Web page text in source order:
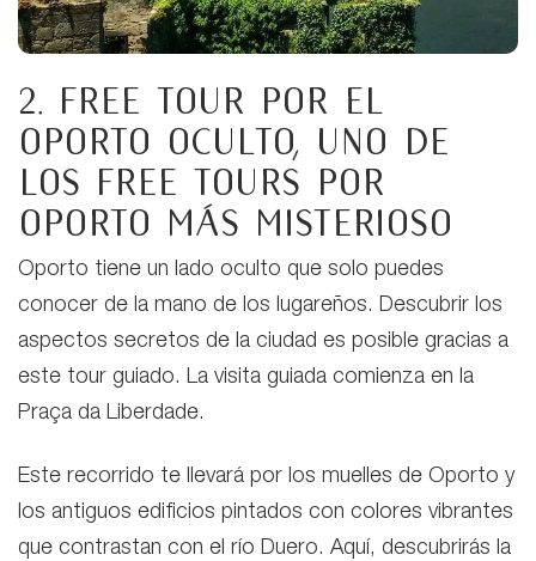
2. Free tour por el
Oporto oculto, uno de
los free tours por
Oporto más misterioso
Oporto tiene un lado oculto que solo puedes
conocer de la mano de los lugareños. Descubrir los
aspectos secretos de la ciudad es posible gracias a
este tour guiado. La visita guiada comienza en la
Praça da Liberdade.
Este recorrido te llevará por los muelles de Oporto y
los antiguos edificios pintados con colores vibrantes
que contrastan con el río Duero. Aquí, descubrirás la